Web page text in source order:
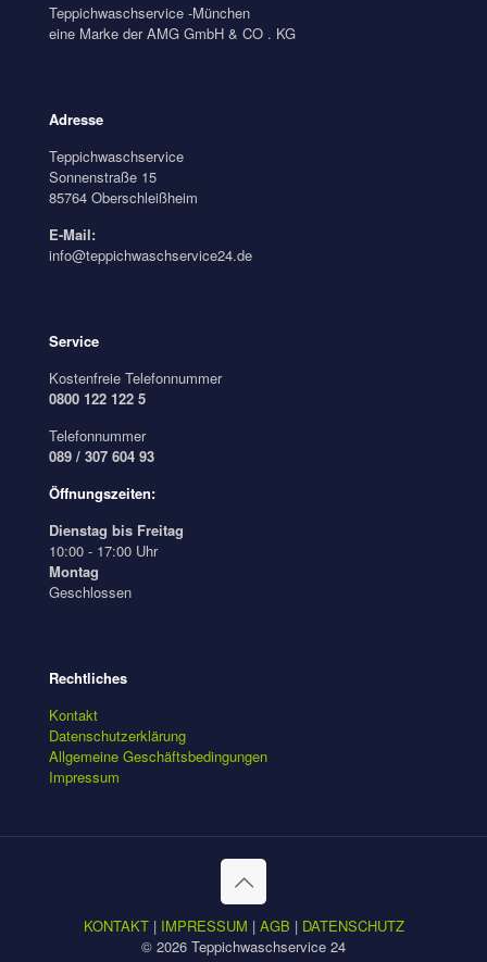
Teppichwaschservice -München
eine Marke der AMG GmbH & CO . KG
Adresse
Teppichwaschservice
Sonnenstraße 15
85764 Oberschleißheim
E-Mail:
info@teppichwaschservice24.de
Service
Kostenfreie Telefonnummer
0800 122 122 5
Telefonnummer
089 / 307 604 93
Öffnungszeiten:
Dienstag bis Freitag
10:00 - 17:00 Uhr
Montag
Geschlossen
Rechtliches
Kontakt
Datenschutzerklärung
Allgemeine Geschäftsbedingungen
Impressum
KONTAKT| IMPRESSUM | AGB | DATENSCHUTZ
© 2026 Teppichwaschservice 24